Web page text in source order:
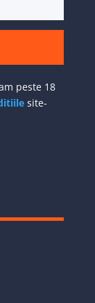
peste 18
site-